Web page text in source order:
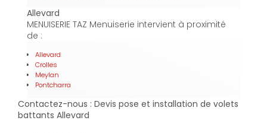
Allevard
MENUISERIE TAZ Menuiserie intervient à proximité
de :
Allevard
Crolles
Meylan
Pontcharra
Contactez-nous : Devis pose et installation de volets
battants Allevard